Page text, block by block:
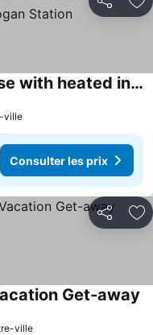
Partager
Creekside 3-bedroom house with heated indoor swimming pool in Cogan Station
ville
Consulter les prix
Partager
Get-away
ville